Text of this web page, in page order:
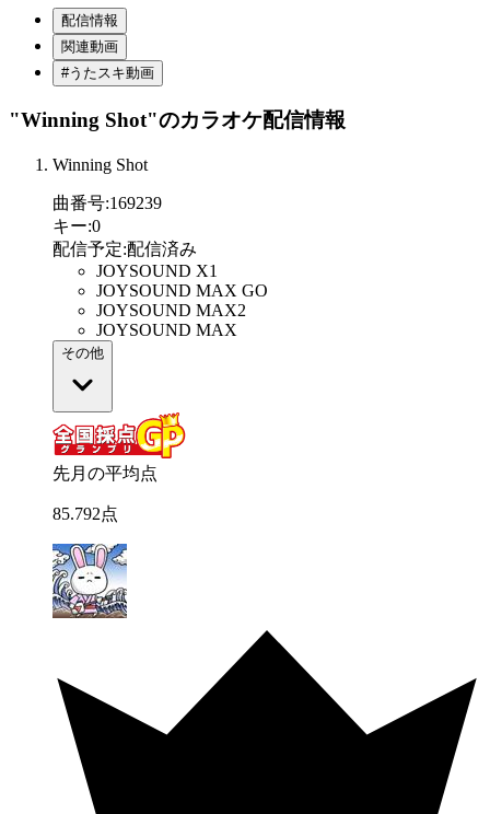
配信情報
関連動画
#うたスキ動画
"Winning Shot"のカラオケ配信情報
Winning Shot
曲番号:169239
キー:0
配信予定:配信済み
JOYSOUND X1
JOYSOUND MAX GO
JOYSOUND MAX2
JOYSOUND MAX
その他
先月の平均点
85.792点